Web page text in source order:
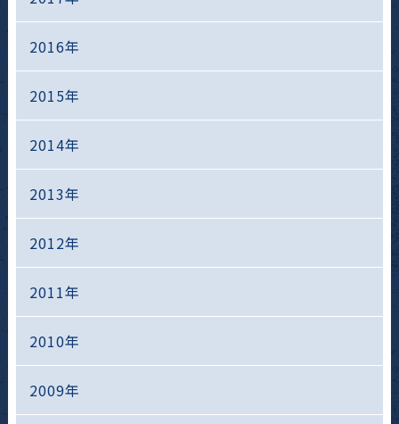
2016年
2015年
2014年
2013年
2012年
2011年
2010年
2009年